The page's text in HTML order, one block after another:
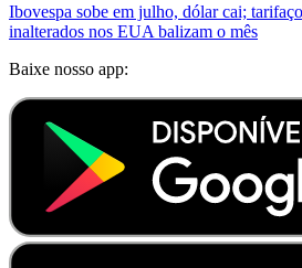
Ibovespa sobe em julho, dólar cai;
inalterados nos EUA balizam o mês
Baixe nosso app: